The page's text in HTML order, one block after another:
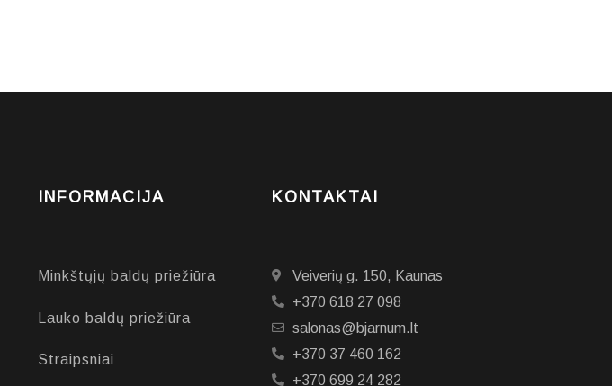
INFORMACIJA
Minkštųjų baldų priežiūra
Lauko baldų priežiūra
Straipsniai
KONTAKTAI
Veiverių g. 150, Kaunas
+370 618 27 098
salonas@bjarnum.lt
+370 37 460 162
+370 699 24 282